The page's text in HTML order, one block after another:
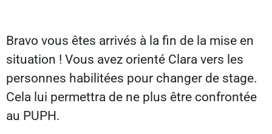
Bravo vous êtes arrivés à la fin de la mise en
situation ! Vous avez orienté Clara vers les
personnes habilitées pour changer de stage.
Cela lui permettra de ne plus être confrontée
au PUPH.